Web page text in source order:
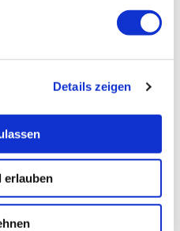
Details zeigen
erlauben